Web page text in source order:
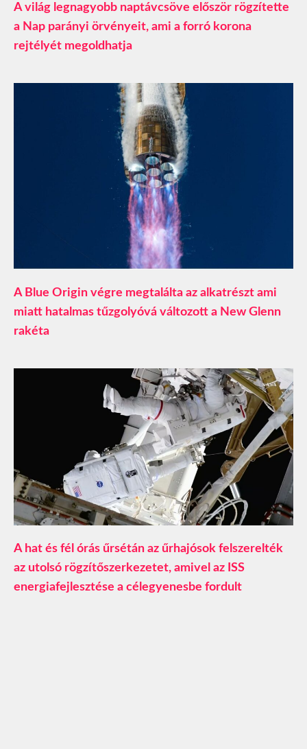
A világ legnagyobb naptávcsöve először rögzítette
a Nap parányi örvényeit, ami a forró korona
rejtélyét megoldhatja
A Blue Origin végre megtalálta az alkatrészt ami
miatt hatalmas tűzgolyóvá változott a New Glenn
rakéta
A hat és fél órás űrsétán az űrhajósok felszerelték
az utolsó rögzítőszerkezetet, amivel az ISS
energiafejlesztése a célegyenesbe fordult